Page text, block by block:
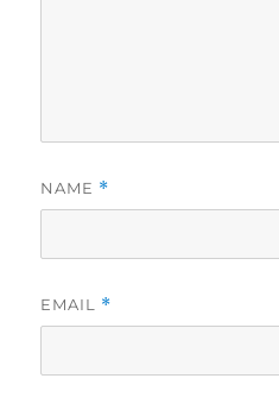
NAME *
EMAIL *